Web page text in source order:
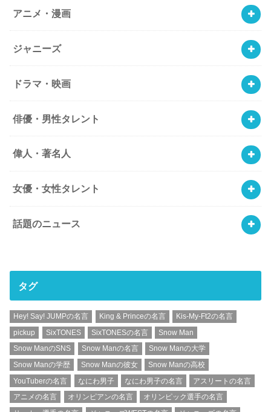
アニメ・漫画
ジャニーズ
ドラマ・映画
俳優・男性タレント
偉人・著名人
女優・女性タレント
話題のニュース
タグ
Hey! Say! JUMPの名言 King & Princeの名言
Kis-My-Ft2の名言
pickup
SixTONES SixTONESの名言
Snow Man
Snow ManのSNS
Snow Manの名言
Snow Manの大学
Snow Manの学歴
Snow Manの彼女
Snow Manの高校
YouTuberの名言
なにわ男子 なにわ男子の名言
アスリートの名言
アニメの名言
オリンピアンの名言
オリンピック選手の名言